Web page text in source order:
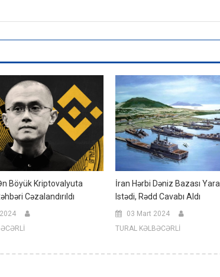
Böyük Kriptovalyuta
Cəzalandırıldı
İran Hərbi Dəniz Bazası
Istədi, Rədd Cavabı Aldı
03 Mart 2024
TURAL KƏLBƏCƏRLİ